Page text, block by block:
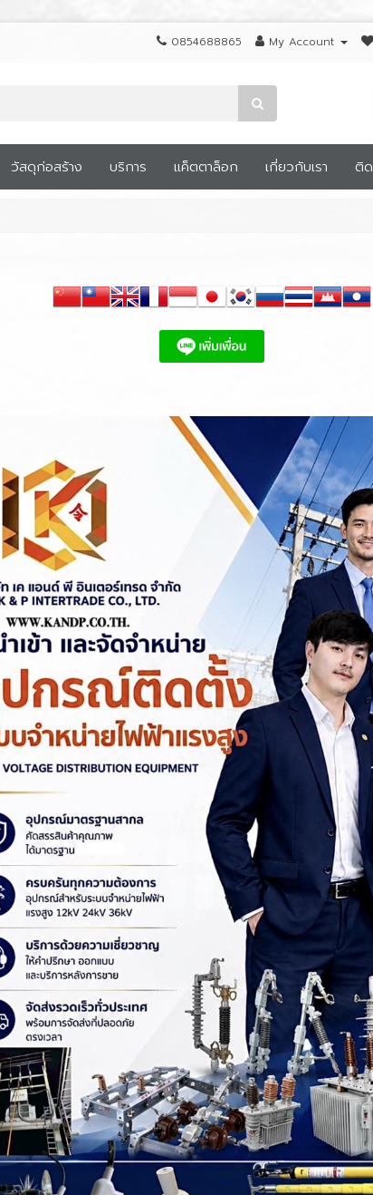
0854688865 My Account
วัสดุก่อสร้าง บริการ แค็ตตาล็อก เกี่ยวกับเรา ติ